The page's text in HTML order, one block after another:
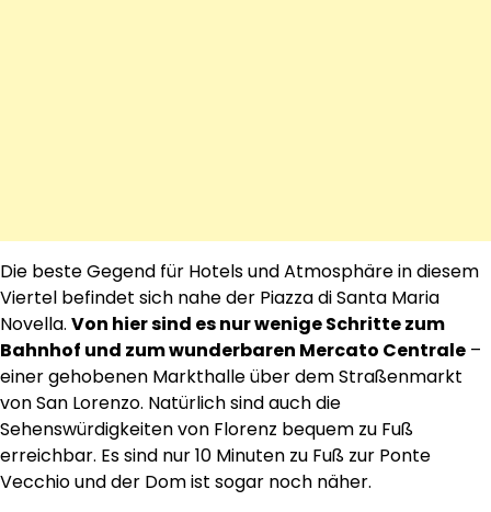
Die beste Gegend für Hotels und Atmosphäre in diesem
Viertel befindet sich nahe der Piazza di Santa Maria
Novella. Von hier sind es nur wenige Schritte zum
Bahnhof und zum wunderbaren Mercato Centrale –
einer gehobenen Markthalle über dem Straßenmarkt
von San Lorenzo. Natürlich sind auch die
Sehenswürdigkeiten von Florenz bequem zu Fuß
erreichbar. Es sind nur 10 Minuten zu Fuß zur Ponte
Vecchio und der Dom ist sogar noch näher.